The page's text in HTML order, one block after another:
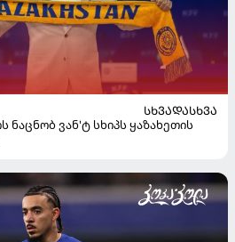
ᲡᲮᲕᲐᲓᲐᲡᲮᲕᲐ
ნაცნობ ვან'ტ სხიპს ყაზახეთის